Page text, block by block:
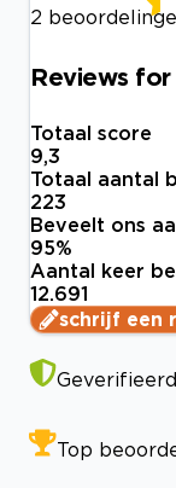
2
Reviews for
Totaal score
9,3
Totaal aantal
223
Beveelt ons
95%
Aantal keer
12.691
schrijf een
Top